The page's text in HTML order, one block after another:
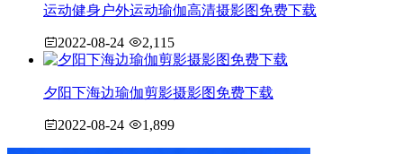
运动健身户外运动瑜伽高清摄影图免费下载
2022-08-24 2,115
夕阳下海边瑜伽剪影摄影图免费下载
2022-08-24 1,899